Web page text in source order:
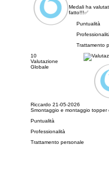
Medali ha
fatto!!!✅
Puntualità
Trattamento
10
Valutazione
Globale
Riccardo 21-05-2026
Smontaggio e montaggio topper
Puntualità
Professionalità
Trattamento personale